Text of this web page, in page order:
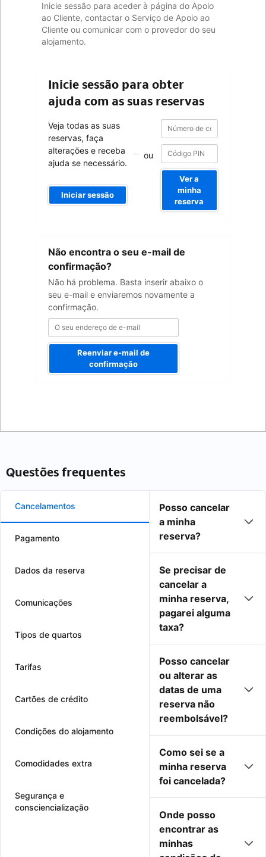
Inicie sessão para aceder à página do Apoio
ao Cliente, contactar o Serviço de Apoio ao
Cliente ou comunicar com o provedor do seu
alojamento.
Inicie sessão para obter
ajuda com as suas reservas
Veja todas as suas
reservas, faça
alterações e receba
ajuda se necessário.
Iniciar sessão
ou
Número
de
confirmação
Número
confirmação
Ver a
minha
reserva
Não encontra o seu e-mail de
confirmação?
Não há problema. Basta inserir abaixo o
seu e-mail e enviaremos novamente a
confirmação.
endereço
Reenviar e-mail de
confirmação
Questões frequentes
Cancelamentos
Pagamento
Dados da reserva
Comunicações
Tipos de quartos
Tarifas
Cartões de crédito
Condições do alojamento
Comodidades extra
Segurança e
consciencialização
Posso cancelar
a minha
reserva?
Se precisar de
cancelar a
minha reserva,
pagarei alguma
taxa?
Posso cancelar
ou alterar as
datas de uma
reserva não
reembolsável?
Como sei se a
minha reserva
foi cancelada?
Onde posso
encontrar as
minhas